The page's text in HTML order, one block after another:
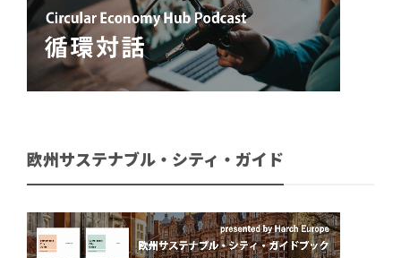
欧州サステナブル・シティ・ガイド